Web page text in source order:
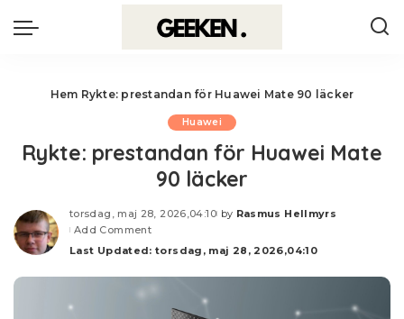
Hem Rykte: prestandan för Huawei Mate 90 läcker
Huawei
Rykte: prestandan för Huawei Mate
90 läcker
torsdag, maj 28, 2026,04:10
Posted
by Rasmus Hellmyrs
Add Comment
Last Updated: torsdag, maj 28, 2026,04:10